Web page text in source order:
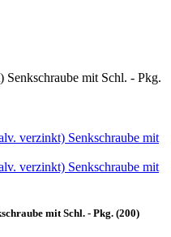
mit Schl. - Pkg.
mit Schl. - Pkg. (200)